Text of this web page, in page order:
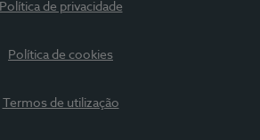
Política de privacidade
Política de cookies
Termos de utilização